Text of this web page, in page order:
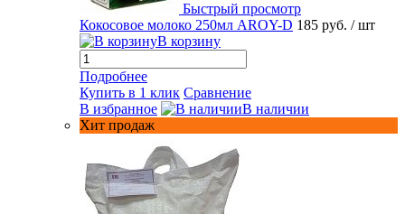
Быстрый просмотр
Кокосовое молоко 250мл AROY-D 185 руб. / шт
В корзину
Подробнее
Купить в 1 клик Сравнение
В избранное
В наличии
Хит продаж